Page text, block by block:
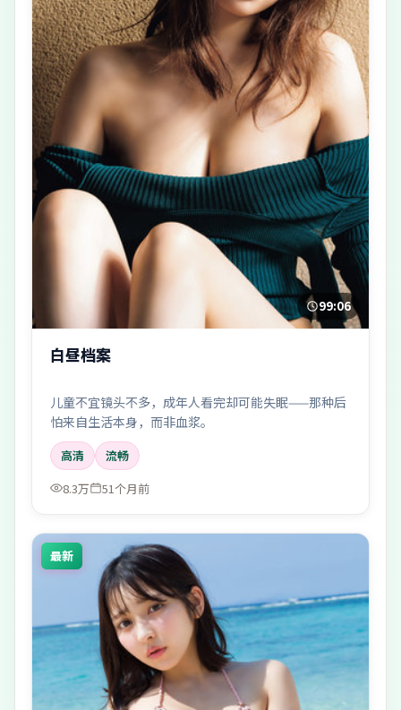
99:06
白昼档案
儿童不宜镜头不多，成年人看完却可能失眠——那种后
怕来自生活本身，而非血浆。
高清
流畅
8.3万
51个月前
最新